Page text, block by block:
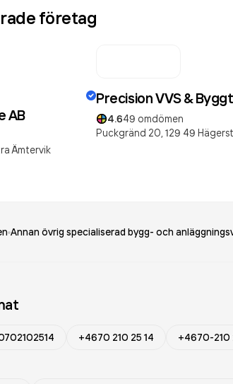
företag
AB
Ämtervik
Precision VVS &
4.649 omdömen
Puckgränd 20, 129 49
Annan övrig specialiserad bygg- och
+4670 210 25 14 +4670-210